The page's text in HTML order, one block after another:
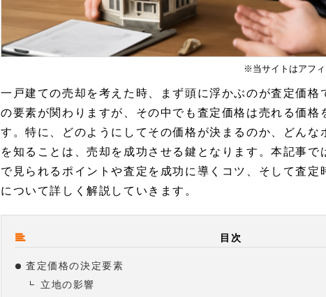
※当サイトはアフィ
一戸建ての売却を考えた時、まず頭に浮かぶのが査定価格
の要素が関わりますが、その中でも査定価格は売れる価格
す。特に、どのようにしてその価格が決まるのか、どんな
を知ることは、売却を成功させる鍵となります。本記事で
で見られるポイントや査定を成功に導くコツ、そして査定
について詳しく解説していきます。
目次
査定価格の決定要素
立地の影響